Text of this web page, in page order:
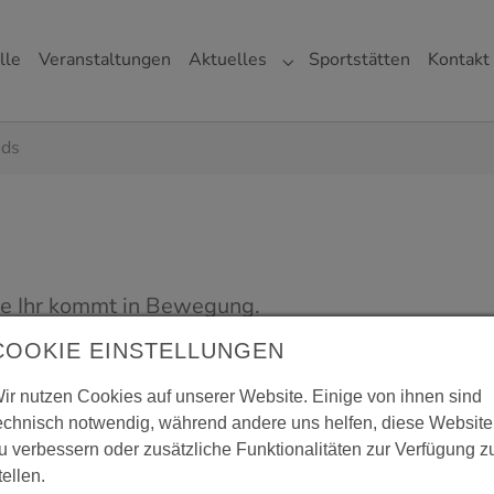
"Verein"
Veranstaltungen Aktuelles Submenu for "Aktuelles"
Sportstätten Kontakt
Ihr kommt in Bewegung.
EINSTELLUNGEN
nutzen Cookies auf unserer Website. Einige von ihnen sind
notwendig, während andere uns helfen, diese Website
verbessern oder zusätzliche Funktionalitäten zur Verfügung